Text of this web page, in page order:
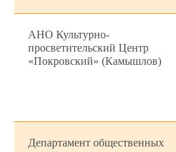
АНО Культурно-
просветительский Центр
«Покровский» (Камышлов)
Департамент общественных